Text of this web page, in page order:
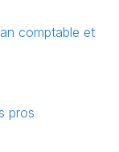
comptable et
pros